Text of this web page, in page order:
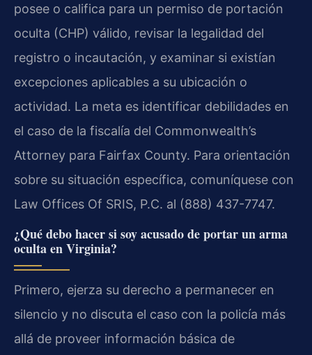
posee o califica para un permiso de portación
oculta (CHP) válido, revisar la legalidad del
registro o incautación, y examinar si existían
excepciones aplicables a su ubicación o
actividad. La meta es identificar debilidades en
el caso de la fiscalía del Commonwealth’s
Attorney para Fairfax County. Para orientación
sobre su situación específica, comuníquese con
Law Offices Of SRIS, P.C. al (888) 437-7747.
¿Qué debo hacer si soy acusado de portar un arma
oculta en Virginia?
Primero, ejerza su derecho a permanecer en
silencio y no discuta el caso con la policía más
allá de proveer información básica de